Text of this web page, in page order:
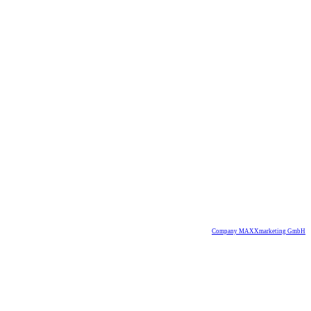
Company MAXXmarketing GmbH